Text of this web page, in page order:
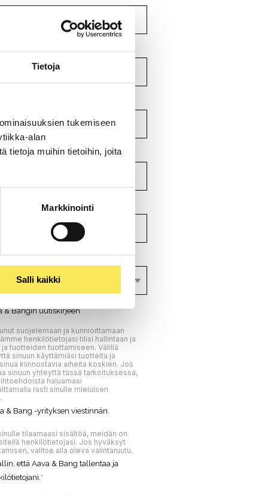
Tietoja
tukemiseen
alan
tietoja muihin tietoihin, joita
Markkinointi
Salli kaikki
SINUA PARHAITEN?*
& Bangin uutiskirjeen
suojelemaan ja kunnioittamaan
henkilötietojasi tilisi hallintaan ja
tuotteiden tuottamiseen. Välillä
sinuun käyttämiäsi tuotteita ja
kiinnostavia aiheita koskien. Jos
sinuun yhteyttä tässä tarkoituksessa,
haluamasi
rasti sinulle mieluisen
& Bang -yrityksen viestinnän.
tilaamaasi sisältöä, meidän on
henkilötietojasi. Jos hyväksyt
valitse alla oleva valintaruutu.
että Aava & Bang tallentaa ja
*